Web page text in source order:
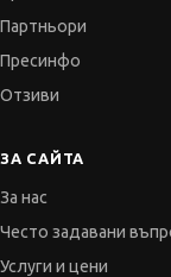
Партньори
Пресинфо
Отзиви
ЗА САЙТА
За нас
Често задавани
Услуги и цени